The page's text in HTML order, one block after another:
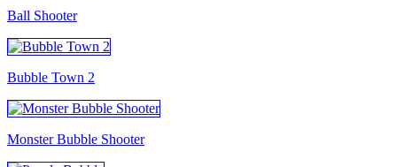
Ball Shooter
Bubble Town 2
Monster Bubble Shooter